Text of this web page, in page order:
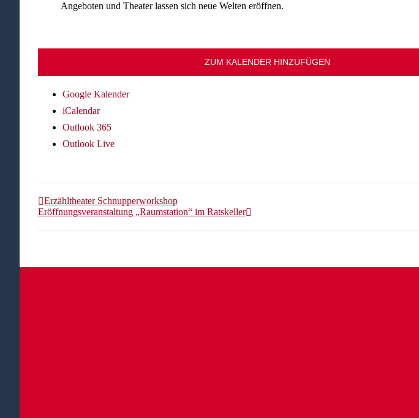
Angeboten und Theater lassen sich neue Welten eröffnen.
ZUM KALENDER HINZUFÜGEN
Google Kalender
iCalendar
Outlook 365
Outlook Live
Erzähltheater Schnupperworkshop
Eröffnungsveranstaltung „Raumstation“ im Ratskeller